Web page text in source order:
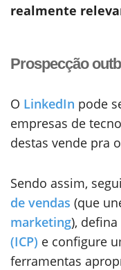
realmente
Prospecção
O LinkedIn pode
empresas de
destas vende pra
Sendo assim,
de vendas (que
marketing), defina
(ICP) e configure
ferramentas